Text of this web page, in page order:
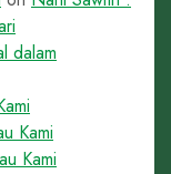
dalam
Kami
Kami